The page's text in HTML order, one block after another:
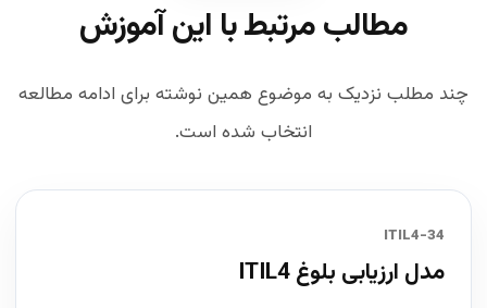
مطالب مرتبط با این آموزش
چند مطلب نزدیک به موضوع همین نوشته برای ادامه مطالعه
انتخاب شده است.
34-ITIL4
مدل ارزیابی بلوغ ITIL4